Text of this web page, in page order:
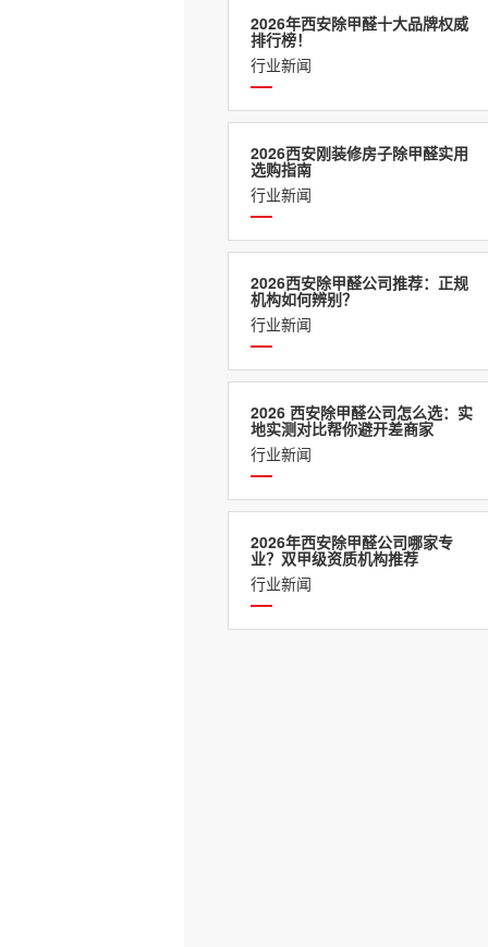
2026年西安除甲醛十大品牌权威
排行榜！
行业新闻
2026西安刚装修房子除甲醛实用
选购指南
行业新闻
2026西安除甲醛公司推荐：正规
机构如何辨别？
行业新闻
2026 西安除甲醛公司怎么选：实
地实测对比帮你避开差商家
行业新闻
2026年西安除甲醛公司哪家专
业？双甲级资质机构推荐
行业新闻